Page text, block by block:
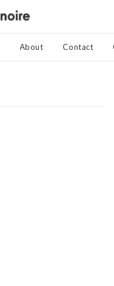
About Contact